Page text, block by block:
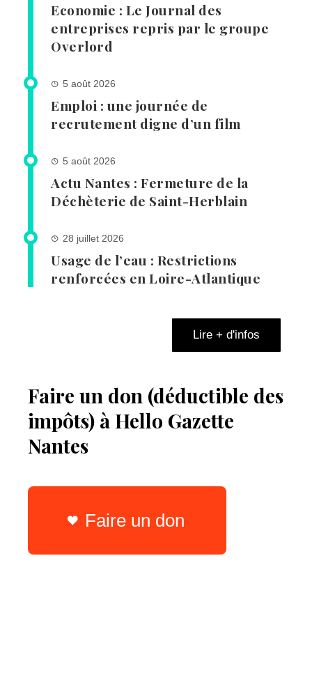
Economie : Le Journal des
entreprises repris par le groupe
Overlord
5 août 2026
Emploi : une journée de
recrutement digne d’un film
5 août 2026
Actu Nantes : Fermeture de la
Déchèterie de Saint-Herblain
28 juillet 2026
Usage de l’eau : Restrictions
renforcées en Loire-Atlantique
Lire + d'infos
Faire un don (déductible des
impôts) à Hello Gazette
Nantes
Faire un don